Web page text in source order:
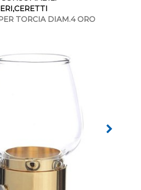
TORCIA DIAM.4 ORO